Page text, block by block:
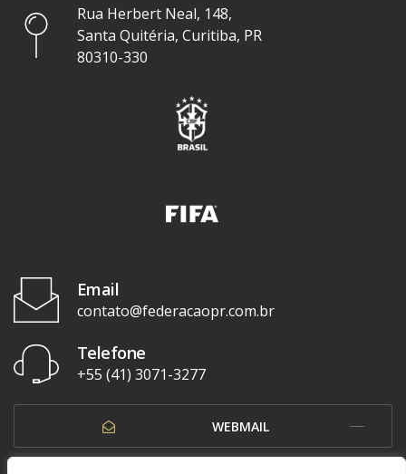
Rua Herbert Neal, 148,
Santa Quitéria, Curitiba, PR
80310-330
Email
contato@federacaopr.com.br
Telefone
+55 (41) 3071-3277
WEBMAIL